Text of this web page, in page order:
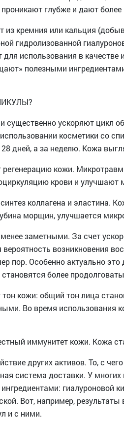
проникают глубже и дают
кремния или кальция
гидролизованной
для использования в
полезными
существенно ускоряют цикл
косметики со
дней, а за неделю. Кожа
регенерацию кожи.
крови и улучшают
коллагена и эластина.
морщин, улучшается
заметными. За счет
вероятность возникновения
пор. Особенно актуально
становятся более
кожи: общий тон лица
Во время использования
иммунитет кожи. Кожа
других активов. То, с
система доставки. У
гиалуроновой
Вот, например,
и с ними.